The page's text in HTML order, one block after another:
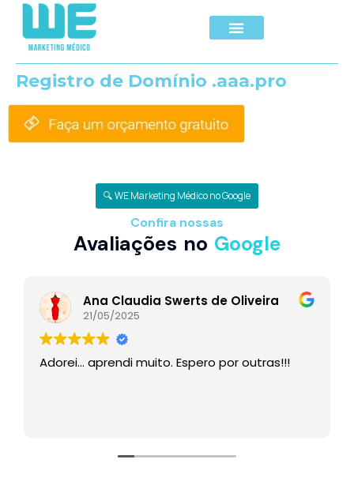
Registro de Domínio .aaa.pro
🔍 WE Marketing Médico no Google
Confira nossas
Avaliações no Google
Ana Claudia Swerts de Oliveira
21/05/2025
Adorei… aprendi muito. Espero por outras!!!